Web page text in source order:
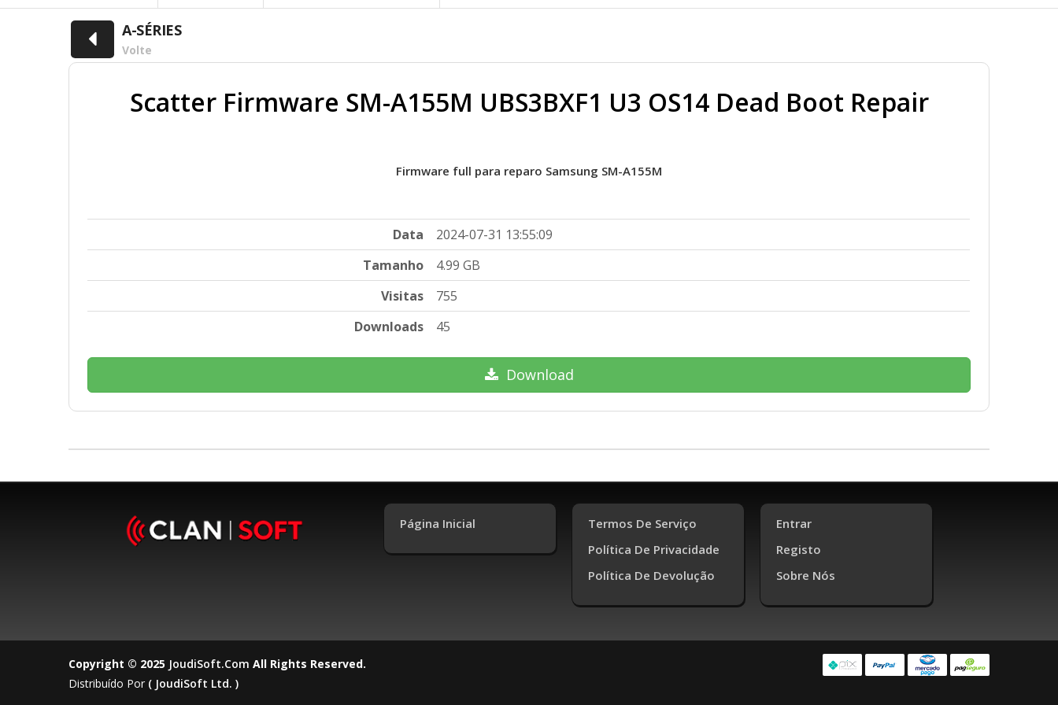
A-SÉRIES
Volte
Scatter Firmware SM-A155M UBS3BXF1 U3 OS14 Dead Boot Repair
Firmware full para reparo Samsung SM-A155M
Data
2024-07-31 13:55:09
Tamanho
4.99 GB
Visitas
755
Downloads
45
Download
Página Inicial
Termos De Serviço
Política De Privacidade
Política De Devolução
Entrar
Registo
Sobre Nós
Copyright © 2025 JoudiSoft.com All Rights Reserved.
Distribuído Por ( JoudiSoft Ltd. )